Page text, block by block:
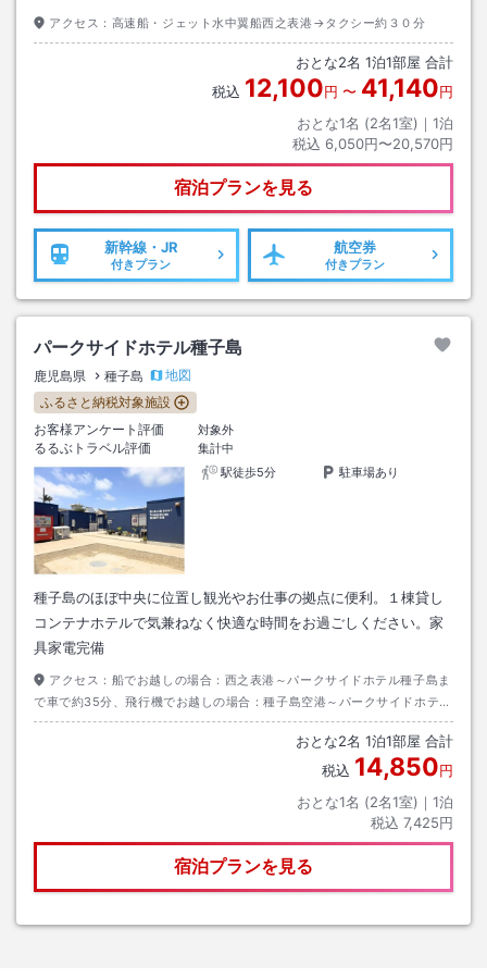
アクセス： 高速船・ジェット水中翼船西之表港→タクシー約３０分
おとな2名 1泊1部屋 合計
税込 12,100円 〜 41,140円
おとな1名 (2名1室)｜ 1泊
税込 6,050円〜20,570円
宿泊プランを見る
新幹線・JR
付きプラン
航空券
付きプラン
パークサイドホテル種子島
鹿児島県 種子島
地図
ふるさと納税対象施設
お客様アンケート評価
対象外
るるぶトラベル評価
集計中
駅徒歩5分
駐車場あり
種子島のほぼ中央に位置し観光やお仕事の拠点に便利。１棟貸し
コンテナホテルで気兼ねなく快適な時間をお過ごしください。家
具家電完備
アクセス： 船でお越しの場合：西之表港～パークサイドホテル種子島ま
で車で約35分、飛行機でお越しの場合：種子島空港～パークサイドホテル
種子島まで車で約15分
おとな2名 1泊1部屋 合計
税込 14,850円
おとな1名 (2名1室)｜ 1泊
税込 7,425円
宿泊プランを見る